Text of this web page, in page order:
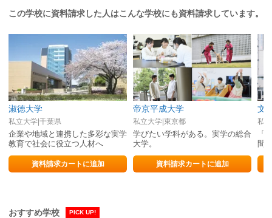
この学校に資料請求した人はこんな学校にも資料請求しています。
淑徳大学
私立大学|千葉県
企業や地域と連携した多彩な実学
教育で社会に役立つ人材へ
資料請求カートに追加
帝京平成大学
私立大学|東京都
学びたい学科がある。実学の総合
大学。
資料請求カートに追加
文
私
「
間
おすすめ学校 PICK UP!